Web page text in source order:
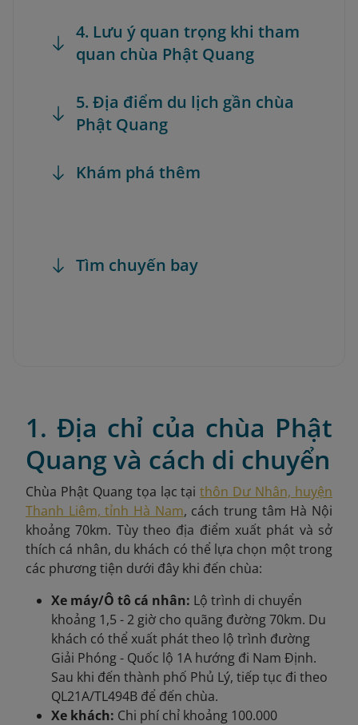
4. Lưu ý quan trọng khi tham
quan chùa Phật Quang
5. Địa điểm du lịch gần chùa
Phật Quang
Khám phá thêm
Tìm chuyến bay
1. Địa chỉ của chùa Phật
Quang và cách di chuyển
Chùa Phật Quang tọa lạc tạithôn Dư Nhân, huyện
Thanh Liêm, tỉnh Hà Nam, cách trung tâm Hà Nội
khoảng 70km. Tùy theo địa điểm xuất phát và sở
thích cá nhân, du khách có thể lựa chọn một trong
các phương tiện dưới đây khi đến chùa:
Xe máy/Ô tô cá nhân: Lộ trình di chuyển
khoảng 1,5 - 2 giờ cho quãng đường 70km. Du
khách có thể xuất phát theo lộ trình đường
Giải Phóng - Quốc lộ 1A hướng đi Nam Định.
Sau khi đến thành phố Phủ Lý, tiếp tục đi theo
QL21A/TL494B để đến chùa.
Xe khách: Chi phí chỉ khoảng 100.000